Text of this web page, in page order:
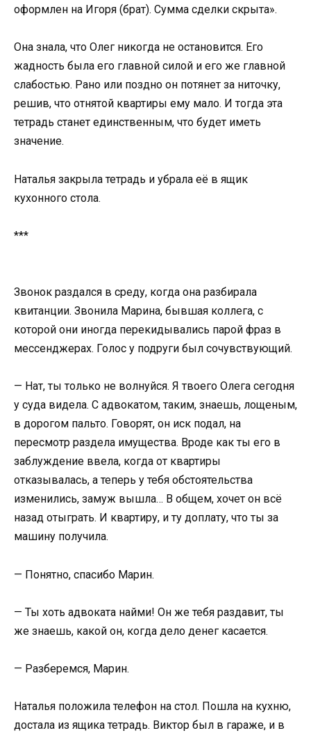
оформлен на Игоря (брат). Сумма сделки скрыта».
Она знала, что Олег никогда не остановится. Его
жадность была его главной силой и его же главной
слабостью. Рано или поздно он потянет за ниточку,
решив, что отнятой квартиры ему мало. И тогда эта
тетрадь станет единственным, что будет иметь
значение.
Наталья закрыла тетрадь и убрала её в ящик
кухонного стола.
***
Звонок раздался в среду, когда она разбирала
квитанции. Звонила Марина, бывшая коллега, с
которой они иногда перекидывались парой фраз в
мессенджерах. Голос у подруги был сочувствующий.
— Нат, ты только не волнуйся. Я твоего Олега сегодня
у суда видела. С адвокатом, таким, знаешь, лощеным,
в дорогом пальто. Говорят, он иск подал, на
пересмотр раздела имущества. Вроде как ты его в
заблуждение ввела, когда от квартиры
отказывалась, а теперь у тебя обстоятельства
изменились, замуж вышла… В общем, хочет он всё
назад отыграть. И квартиру, и ту доплату, что ты за
машину получила.
— Понятно, спасибо Марин.
— Ты хоть адвоката найми! Он же тебя раздавит, ты
же знаешь, какой он, когда дело денег касается.
— Разберемся, Марин.
Наталья положила телефон на стол. Пошла на кухню,
достала из ящика тетрадь. Виктор был в гараже, и в